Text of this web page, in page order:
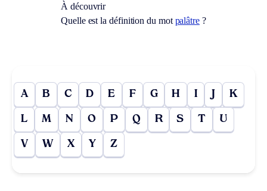
À découvrir
Quelle est la définition du mot palâtre ?
A B C D E F G H I J K
L M N O P Q R S T U
V W X Y Z